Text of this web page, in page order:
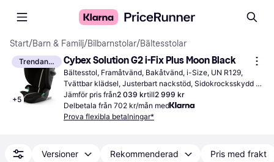
Start/Barn & Familj/Bilbarnstolar/Bältesstolar
Trendande
+5
Cybex Solution G2 i-Fix Plus Moon Black
Bältesstol, Framåtvänd, Bakåtvänd, i-Size, UN R129,
Tvättbar klädsel, Justerbart nackstöd, Sidokrocksskydd
(ASIP)
Jämför pris från2 039 krtill2 999 kr
Delbetala från 702 kr/mån med
Prova flexibla betalningar*
Versioner Rekommenderad Pris med frakt